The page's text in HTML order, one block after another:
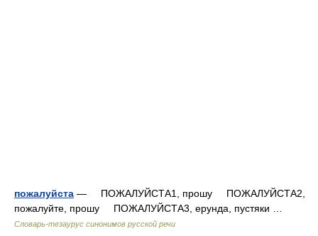
пожалуйста — ПОЖАЛУЙСТА1, прошу ПОЖАЛУЙСТА2,
пожалуйте, прошу ПОЖАЛУЙСТА3, ерунда, пустяки …
Словарь-тезаурус синонимов русской речи